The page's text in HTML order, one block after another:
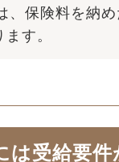
、保険料を納
す。
は受給要